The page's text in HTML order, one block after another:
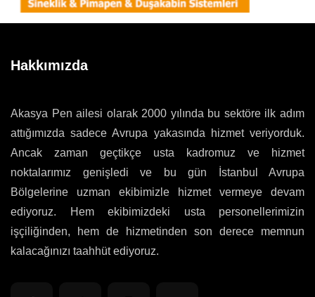
Hakkımızda
Akasya Pen ailesi olarak 2000 yılında bu sektöre ilk adım
attığımızda sadece Avrupa yakasında hizmet veriyorduk.
Ancak zaman geçtikçe usta kadromuz ve hizmet
noktalarımız genişledi ve bu gün İstanbul Avrupa
Bölgelerine uzman ekibimizle hizmet vermeye devam
ediyoruz. Hem ekibimizdeki usta personellerimizin
işçiliğinden, hem de hizmetinden son derece memnun
kalacağınızı taahhüt ediyoruz.